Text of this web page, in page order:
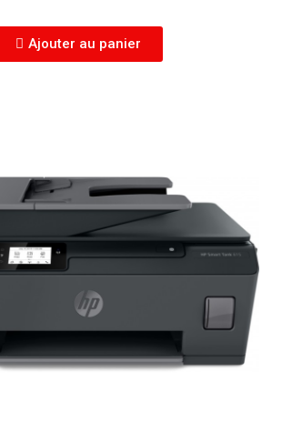
Ajouter au panier